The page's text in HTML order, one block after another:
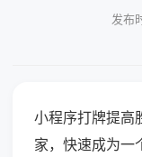
发布
小程序打牌提高
家，快速成为一